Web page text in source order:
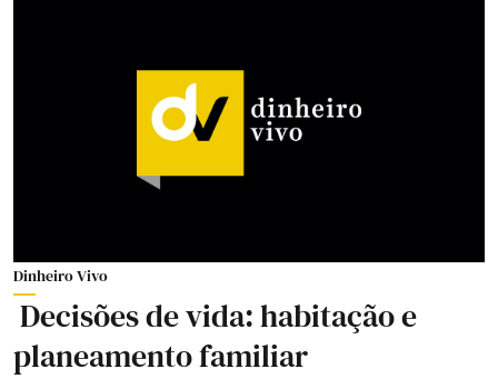
Dinheiro Vivo
Decisões de vida: habitação e
planeamento familiar